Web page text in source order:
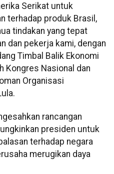
Serikat untuk
terhadap produk Brasil,
tindakan yang tepat
dan pekerja kami, dengan
Timbal Balik Ekonomi
Kongres Nasional dan
Organisasi
rancangan
presiden untuk
terhadap negara
merugikan daya